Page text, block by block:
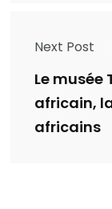
Next Post
Le musée
africain,
africains